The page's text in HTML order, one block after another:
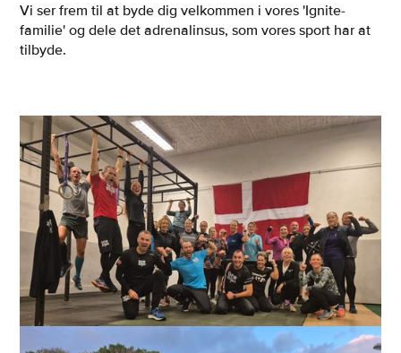
Vi ser frem til at byde dig velkommen i vores 'Ignite-
familie' og dele det adrenalinsus, som vores sport har at
tilbyde.